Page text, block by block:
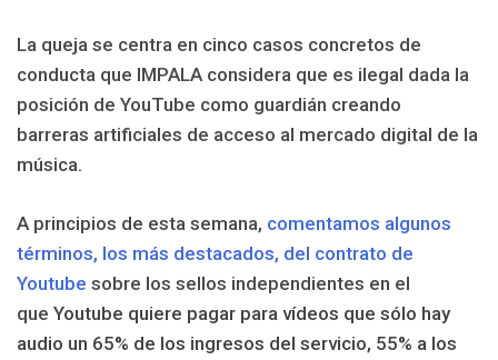
La queja se centra en cinco casos concretos de
conducta que IMPALA considera que es ilegal dada la
posición de YouTube como guardián creando
barreras artificiales de acceso al mercado digital de la
música.
A principios de esta semana, comentamos algunos
términos, los más destacados, del contrato de
Youtube sobre los sellos independientes en el
que Youtube quiere pagar para vídeos que sólo hay
audio un 65% de los ingresos del servicio, 55% a los